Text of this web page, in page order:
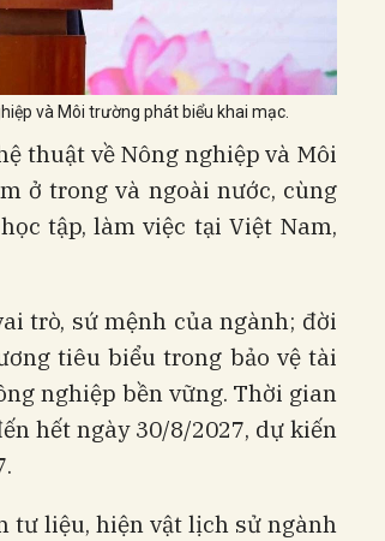
và Môi trường phát biểu khai mạc.
thuật về Nông nghiệp và Môi
ở trong và ngoài nước, cùng
tập, làm việc tại Việt Nam,
trò, sứ mệnh của ngành; đời
tiêu biểu trong bảo vệ tài
nghiệp bền vững. Thời gian
hết ngày 30/8/2027, dự kiến
tư liệu, hiện vật lịch sử ngành